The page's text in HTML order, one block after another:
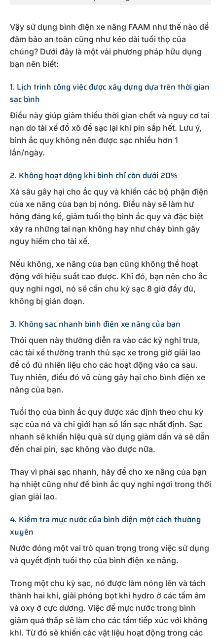
Vậy sử dụng bình điện xe nâng FAAM như thế nào để
đảm bảo an toàn cũng như kéo dài tuổi thọ của
chúng? Dưới đây là một vài phương pháp hữu dụng
bạn nên biết:
1. Lịch trình công việc được xây dựng dựa trên thời gian
sạc bình
Điều này giúp giảm thiểu thời gian chết và nguy cơ tai
nạn do tài xế đổ xô để sạc lại khi pin sắp hết. Lưu ý,
bình ắc quy không nên được sạc nhiều hơn 1
lần/ngày.
2. Không hoạt động khi bình chỉ còn dưới 20%
Xả sâu gây hại cho ắc quy và khiến các bộ phận điện
của xe nâng của bạn bị nóng. Điều này sẽ làm hư
hỏng đáng kể, giảm tuổi thọ bình ắc quy và đặc biệt
xảy ra những tai nạn không hay như cháy bình gây
nguy hiểm cho tài xế.
Nếu không, xe nâng của bạn cũng không thể hoạt
động với hiệu suất cao được. Khi đó, bạn nên cho ắc
quy nghỉ ngơi, nó sẽ cần chu kỳ sạc 8 giờ đầy đủ,
không bị gián đoạn.
3. Không sạc nhanh bình điện xe nâng của bạn
Thói quen này thường diễn ra vào các kỷ nghỉ trưa,
các tài xế thường tranh thủ sạc xe trong giờ giải lao
để có đủ nhiên liệu cho các hoạt động vào ca sau.
Tuy nhiên, điều đó vô cùng gây hại cho bình điện xe
nâng của bạn.
Tuổi thọ của bình ắc quy được xác định theo chu kỳ
sạc của nó và chỉ giới hạn số lần sạc nhất định. Sạc
nhanh sẽ khiến hiệu quả sử dụng giảm dần và sẽ dẫn
đến chai pin, sạc không vào được nữa.
Thay vì phải sạc nhanh, hãy để cho xe nâng của bạn
hạ nhiệt cũng như để bình ắc quy nghỉ ngơi trong thời
gian giải lao.
4. Kiểm tra mực nước của bình điện một cách thường
xuyên
Nước đóng một vai trò quan trọng trong việc sử dụng
và quyết định tuổi thọ của bình điện xe nâng.
Trong một chu kỳ sạc, nó được làm nóng lên và tách
thành hai khí, giải phóng bọt khí hydro ở các tấm âm
và oxy ở cực dương. Việc để mực nước trong bình
giảm quá thấp sẽ làm cho các tấm tiếp xúc với không
khí. Từ đó sẽ khiến các vật liệu hoạt động trong các